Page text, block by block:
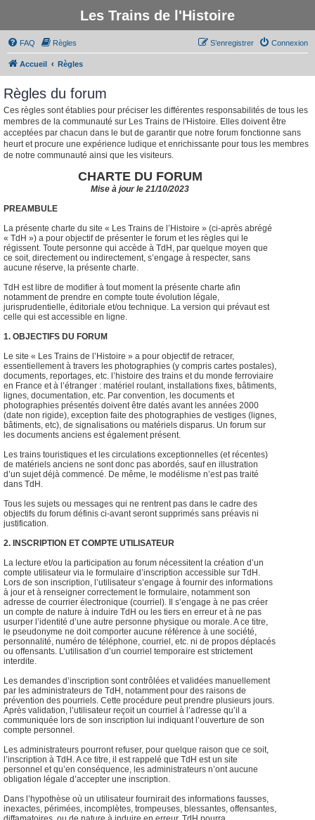
Les Trains de l'Histoire
FAQ Règles Connexion
S’enregistrer
Accueil Règles
Règles du forum
Ces règles sont établies pour préciser les différentes responsabilités de tous les
membres de la communauté sur Les Trains de l'Histoire. Elles doivent être
acceptées par chacun dans le but de garantir que notre forum fonctionne sans
heurt et procure une expérience ludique et enrichissante pour tous les membres
de notre communauté ainsi que les visiteurs.
CHARTE DU FORUM
Mise à jour le 21/10/2023
PREAMBULE
La présente charte du site « Les Trains de l’Histoire » (ci-après abrégé
« TdH ») a pour objectif de présenter le forum et les règles qui le
régissent. Toute personne qui accède à TdH, par quelque moyen que
ce soit, directement ou indirectement, s’engage à respecter, sans
aucune réserve, la présente charte.
TdH est libre de modifier à tout moment la présente charte afin
notamment de prendre en compte toute évolution légale,
jurisprudentielle, éditoriale et/ou technique. La version qui prévaut est
celle qui est accessible en ligne.
1. OBJECTIFS DU FORUM
Le site « Les Trains de l’Histoire » a pour objectif de retracer,
essentiellement à travers les photographies (y compris cartes postales),
documents, reportages, etc. l’histoire des trains et du monde ferroviaire
en France et à l’étranger : matériel roulant, installations fixes, bâtiments,
lignes, documentation, etc. Par convention, les documents et
photographies présentés doivent être datés avant les années 2000
(date non rigide), exception faite des photographies de vestiges (lignes,
bâtiments, etc), de signalisations ou matériels disparus. Un forum sur
les documents anciens est également présent.
Les trains touristiques et les circulations exceptionnelles (et récentes)
de matériels anciens ne sont donc pas abordés, sauf en illustration
d’un sujet déjà commencé. De même, le modélisme n’est pas traité
dans TdH.
Tous les sujets ou messages qui ne rentrent pas dans le cadre des
objectifs du forum définis ci-avant seront supprimés sans préavis ni
justification.
2. INSCRIPTION ET COMPTE UTILISATEUR
La lecture et/ou la participation au forum nécessitent la création d’un
compte utilisateur via le formulaire d’inscription accessible sur TdH.
Lors de son inscription, l’utilisateur s’engage à fournir des informations
à jour et à renseigner correctement le formulaire, notamment son
adresse de courrier électronique (courriel). Il s’engage à ne pas créer
un compte de nature à induire TdH ou les tiers en erreur et à ne pas
usurper l’identité d’une autre personne physique ou morale. A ce titre,
le pseudonyme ne doit comporter aucune référence à une société,
personnalité, numéro de téléphone, courriel, etc. ni de propos déplacés
ou offensants. L’utilisation d’un courriel temporaire est strictement
interdite.
Les demandes d’inscription sont contrôlées et validées manuellement
par les administrateurs de TdH, notamment pour des raisons de
prévention des pourriels. Cette procédure peut prendre plusieurs jours.
Après validation, l’utilisateur reçoit un courriel à l’adresse qu’il a
communiquée lors de son inscription lui indiquant l’ouverture de son
compte personnel.
Les administrateurs pourront refuser, pour quelque raison que ce soit,
l’inscription à TdH. A ce titre, il est rappelé que TdH est un site
personnel et qu’en conséquence, les administrateurs n’ont aucune
obligation légale d’accepter une inscription.
Dans l’hypothèse où un utilisateur fournirait des informations fausses,
inexactes, périmées, incomplètes, trompeuses, blessantes, offensantes,